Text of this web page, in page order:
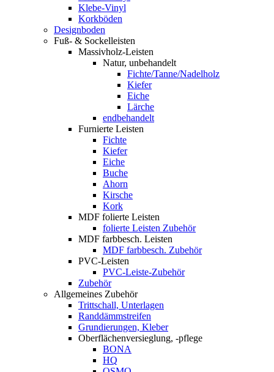
Klebe-Vinyl
Korkböden
Designboden
Fuß- & Sockelleisten
Massivholz-Leisten
Natur, unbehandelt
Fichte/Tanne/Nadelholz
Kiefer
Eiche
Lärche
endbehandelt
Furnierte Leisten
Fichte
Kiefer
Eiche
Buche
Ahorn
Kirsche
Kork
MDF folierte Leisten
folierte Leisten Zubehör
MDF farbbesch. Leisten
MDF farbbesch. Zubehör
PVC-Leisten
PVC-Leiste-Zubehör
Zubehör
Allgemeines Zubehör
Trittschall, Unterlagen
Randdämmstreifen
Grundierungen, Kleber
Oberflächenversieglung, -pflege
BONA
HQ